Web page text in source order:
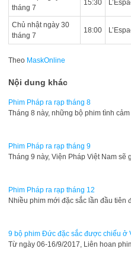
tháng 7
15:30
Chủ nhật ngày 30
tháng 7
18:00
Theo MaskOnline
Nội dung khác
Phim Pháp ra rạp tháng 8
Tháng 8 này, những bộ phim tình
Phim Pháp ra rạp tháng 9
Tháng 9 này, Viện Pháp Việt Nam
Phim Pháp ra rạp tháng 12
Nhiều phim mới đặc sắc lần đầu
9 bộ phim Đức đặc sắc được chiếu ở
Từ ngày 06-16/9/2017, Liên hoan